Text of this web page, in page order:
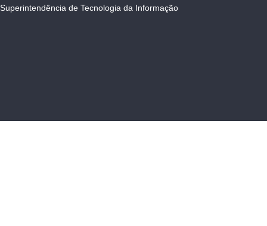
Superintendência de Tecnologia da Informação